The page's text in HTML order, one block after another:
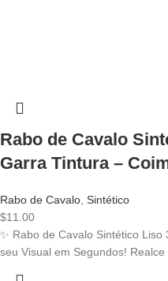
Rabo de Cavalo
Garra Tintura –
Rabo de Cavalo, Sintético
$11.00
✨ Rabo de Cavalo Sintético
seu Visual em Segundos!